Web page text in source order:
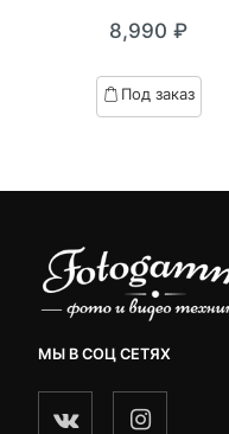
out
based
on
8,990 ₽
Под заказ
МЫ В СОЦ СЕТЯХ